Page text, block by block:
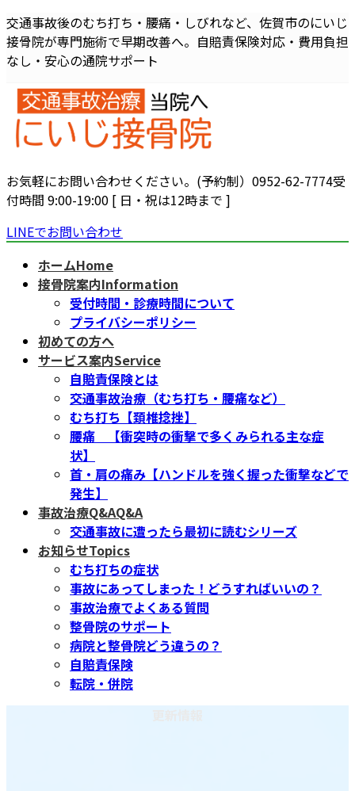
コ
ン
テ
へ
ス
キ
ッ
プ
ナ
ビ
ゲ
ョ
ン
に
移
動
交通事故後のむち打ち・腰痛・しびれなど、佐賀市のにいじ
接骨院が専門施術で早期改善へ。自賠責保険対応・費用負担
なし・安心の通院サポート
お気軽にお問い合わせください。(予約制） 0952-62-7774受
付時間 9:00-19:00 [ 日・祝は12時まで ]
LINEでお問い合わせ
ホームHome
接骨院案内Information
受付時間・診療時間について
プライバシーポリシー
初めての方へ
サービス案内Service
自賠責保険とは
交通事故治療（むち打ち・腰痛など）
むち打ち【頚椎捻挫】
腰痛 【衝突時の衝撃で多くみられる主な症
状】
首・肩の痛み【ハンドルを強く握った衝撃などで
発生】
事故治療Q&AQ&A
交通事故に遭ったら最初に読むシリーズ
お知らせTopics
むち打ちの症状
事故にあってしまった！どうすればいいの？
事故治療でよくある質問
整骨院のサポート
病院と整骨院どう違うの？
自賠責保険
転院・併院